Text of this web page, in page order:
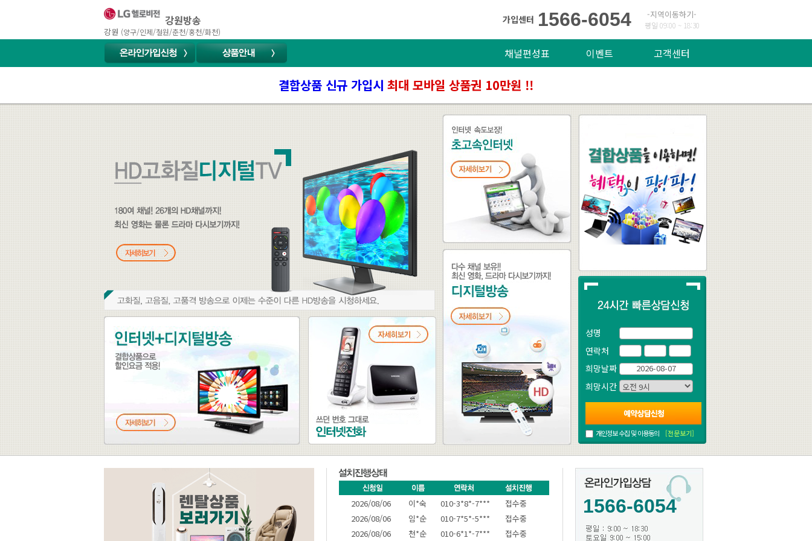
강원방송
강원 (양구/인제/철원/춘천/홍천/화천)
가입센터 1566-6054 -지역이동하기-
평일 09:00 ~ 18:30
고객센터
이벤트
채널편성표
결합상품 신규 가입시 최대 모바일 상품권 10만원 !!
성명
연락처
희망날짜
희망시간
개인정보 수집 및 이용동의 [전문보기]
2026/08/06 노*정 010-4*0*-5***
접수중
2026/08/06
이*숙 010-3*8*-7***
접수중
2026/08/06
임*순 010-7*5*-5***
접수중
2026/08/06
천*순 010-6*1*-7***
접수중
1566-6054